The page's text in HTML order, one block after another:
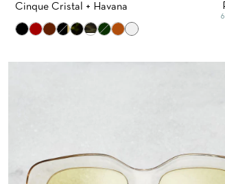
Cinque Cristal + Havana
6